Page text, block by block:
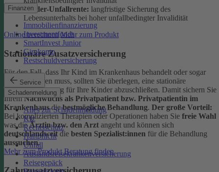
Finanzen
Immobilienfinanzierung
Investmentfonds
SmartInvest Junior
Girokonto
Restschuldversicherung
Service
Schadenmeldung
Alles zur Schadenmeldung
Kfz
Rechtsschutz
Haftpflicht
Unfall
Auslandsreisekrankenversicherung
Reisegepäck
Kinder-Unfallrente: langfristige Sicherung des
Lebensunterhalts bei hoher unfallbedingter Invalidität
Online berechnen Mehr zum Produkt
Stationäre Zusatzversicherung
Für den Fall, dass Ihr Kind im Krankenhaus behandelt oder sogar
operiert werden muss, sollten Sie überlegen, eine stationäre
Zusatzversicherung für Ihre Kinder abzuschließen. Damit sichern Sie
IhremNachwuchs als Privatpatient bzw. Privatpatientin im
Krankenhausdiebestmögliche Behandlung. Der große Vorteil:
Bei komplizierten Therapien oder Operationen haben Sie freie Wahl
was dieÄrztin bzw. den Arzt angeht und können sich
deutschlandweitdie besten Spezialist:innen für die Behandlung
aussuchen.
Mehr zum Produkt Beratung finden